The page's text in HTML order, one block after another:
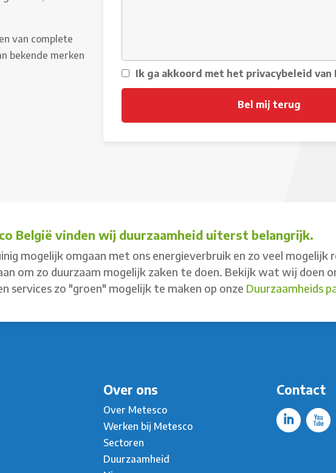
van complete
bekende merken
Ik ga akkoord met het privacybeleid van
België vinden wij duurzaamheid uiterst belangrijk.
mogelijk omgaan met ons energieverbruik en zo veel mogelijk
om zo duurzaam mogelijk zaken te doen. Bekijk wat wij doen
services zo "groen" mogelijk te maken op onze Duurzaamheids
Over ons
Over Metesco
Werken bij Metesco
Sectoren
Duurzaamheid
Contact